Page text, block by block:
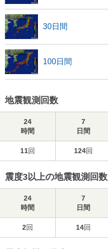
30日間
100日間
地震観測回数
24
時間
7
日間
11回 124回
震度3以上の地震観測回数
24
時間
7
日間
2回 14回